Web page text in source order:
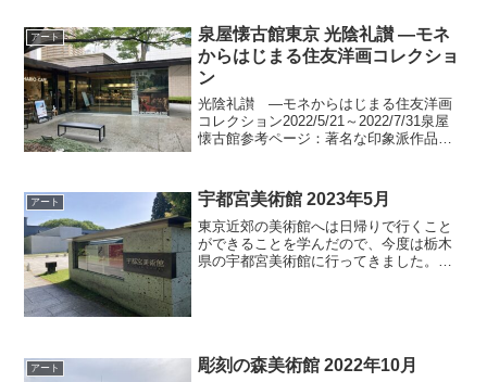
アート
泉屋懐古館東京 光陰礼讃 ―モネ
からはじまる住友洋画コレクショ
ン
光陰礼讃 ―モネからはじまる住友洋画
コレクション2022/5/21～2022/7/31泉屋
懐古館参考ページ：著名な印象派作品か
友洋画コレクション」を見るリニューア
ルし...
アート 宇都宮美術館 2023年5月
東京近郊の美術館へは日帰りで行くこと
ができることを学んだので、今度は栃木
県の宇都宮美術館に行ってきました。宇
アート 彫刻の森美術館 2022年10月